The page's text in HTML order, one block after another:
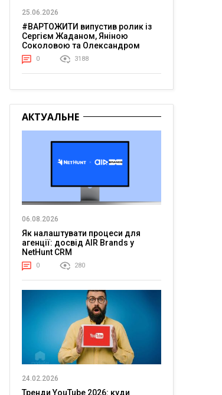
25.06.2026
#ВАРТОЖИТИ випустив ролик із
Сергієм Жаданом, Яніною
Соколовою та Олександром
Тереном про життя в постійній
напрузі
0 3188
АКТУАЛЬНЕ
06.08.2026
Як налаштувати процеси для
агенції: досвід AIR Brands у
NetHunt CRM
0 280
24.02.2026
Тренди YouTube 2026: куди